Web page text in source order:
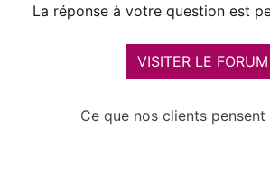
La réponse à votre question est
VISITER LE FORUM
Ce que nos clients pensent